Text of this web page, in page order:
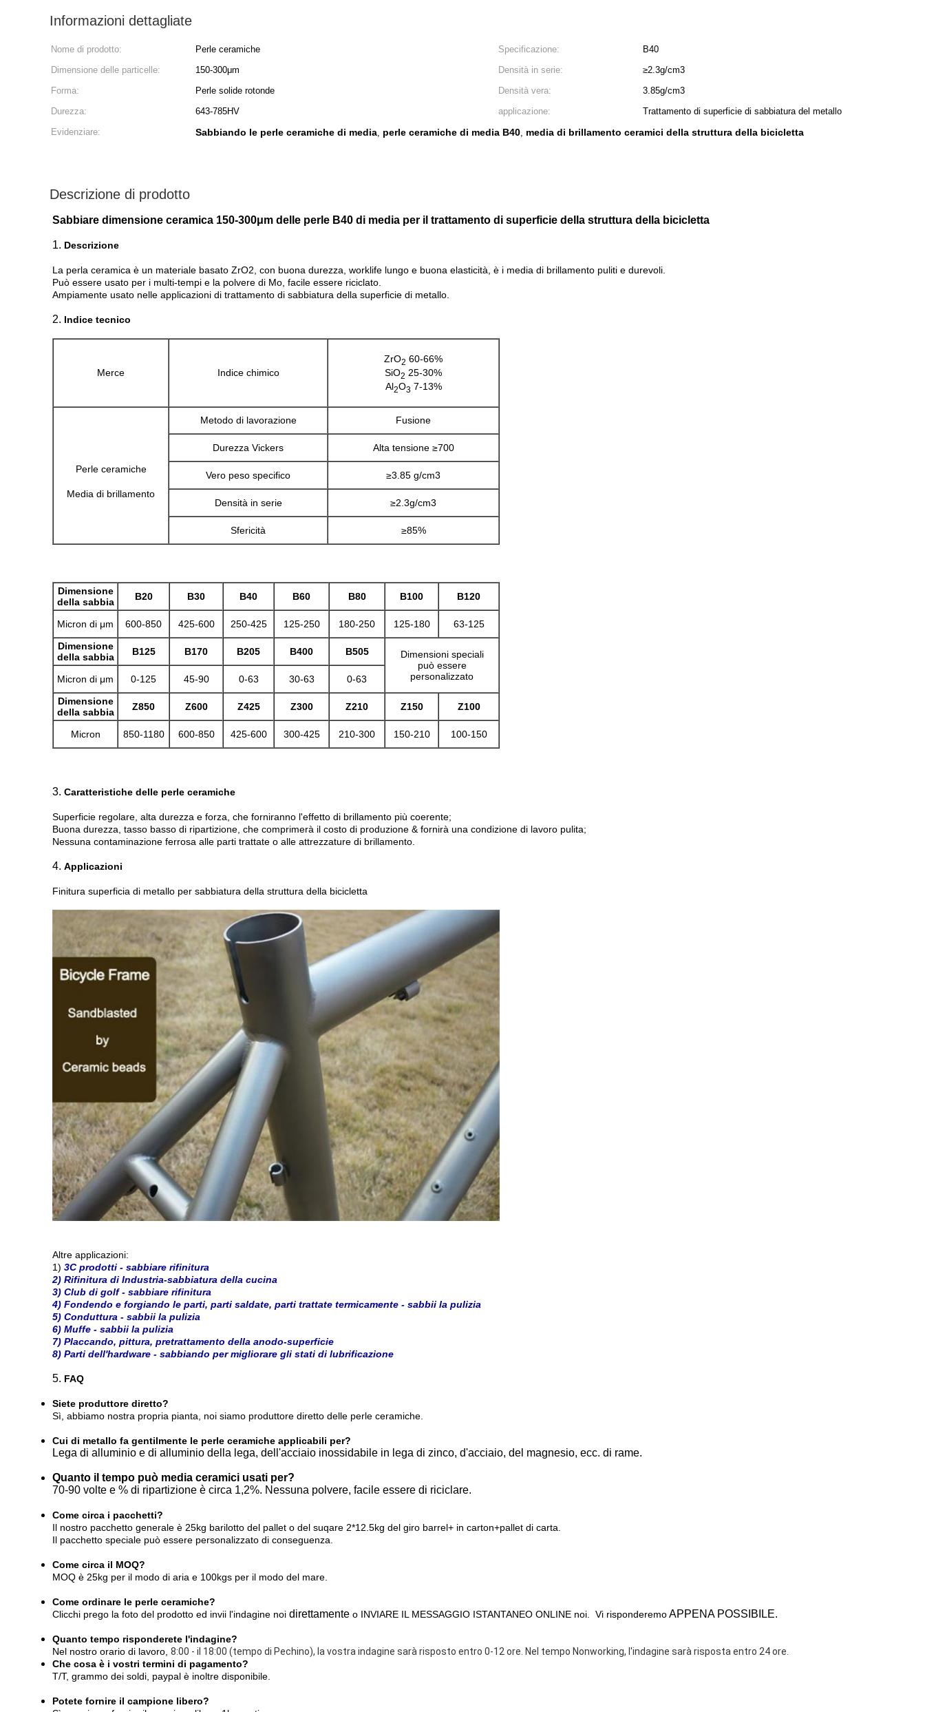
Informazioni dettagliate
Nome di prodotto: Perle ceramiche Specificazione:
B40
Dimensione delle particelle:
150-300μm Densità in serie:
≥2.3g/cm3
Forma:
Perle solide rotonde Densità vera:
3.85g/cm3
Durezza:
643-785HV applicazione:
Trattamento di superficie di sabbiatura del metallo
Evidenziare:
Sabbiando le perle ceramiche di media, perle ceramiche di media B40, media di brillamento ceramici della struttura della bicicletta
Descrizione di prodotto
Sabbiare dimensione ceramica 150-300μm delle perle B40 di media per il trattamento di superficie della struttura della bicicletta
1. Descrizione
La perla ceramica è un materiale basato ZrO2, con buona durezza, worklife lungo e buona elasticità, è i media di brillamento puliti e durevoli.
Può essere usato per i multi-tempi e la polvere di Mo, facile essere riciclato.
Ampiamente usato nelle applicazioni di trattamento di sabbiatura della superficie di metallo.
2. Indice tecnico
Merce Indice chimico
ZrO2 60-66%
SiO2 25-30%
Al2O3 7-13%
Perle ceramiche
Media di brillamento
Metodo di lavorazione Fusione
Durezza Vickers Alta tensione ≥700
Vero peso specifico ≥3.85 g/cm3
Densità in serie ≥2.3g/cm3
Sfericità ≥85%
Dimensione
della sabbia
B20 B30 B40 B60 B80 B100 B120
Micron di μm 600-850 425-600 250-425 125-250 180-250 125-180
63-125
Dimensione
della sabbia
B125 B170 B205 B400 B505
Dimensioni speciali
può essere
personalizzato
Micron di μm 0-125 45-90 0-63 30-63
0-63
Dimensione
della sabbia
Z850 Z600 Z425 Z300 Z210 Z150 Z100
Micron 850-1180 600-850 425-600 300-425 210-300 150-210 100-150
3. Caratteristiche delle perle ceramiche
Superficie regolare, alta durezza e forza, che forniranno l'effetto di brillamento più coerente;
Buona durezza, tasso basso di ripartizione, che comprimerà il costo di produzione & fornirà una condizione di lavoro pulita;
Nessuna contaminazione ferrosa alle parti trattate o alle attrezzature di brillamento.
4. Applicazioni
Finitura superficia di metallo per sabbiatura della struttura della bicicletta
Altre applicazioni:
1) 3C prodotti - sabbiare rifinitura
2) Rifinitura di Industria-sabbiatura della cucina
3) Club di golf - sabbiare rifinitura
4) Fondendo e forgiando le parti, parti saldate, parti trattate termicamente - sabbii la pulizia
5) Conduttura - sabbii la pulizia
6) Muffe - sabbii la pulizia
7) Placcando, pittura, pretrattamento della anodo-superficie
8) Parti dell'hardware - sabbiando per migliorare gli stati di lubrificazione
5. FAQ
Siete produttore diretto?
Sì, abbiamo nostra propria pianta, noi siamo produttore diretto delle perle ceramiche.
Cui di metallo fa gentilmente le perle ceramiche applicabili per?
Lega di alluminio e di alluminio della lega, dell'acciaio inossidabile in lega di zinco, d'acciaio, del magnesio, ecc. di rame.
Quanto il tempo può media ceramici usati per?
70-90 volte e % di ripartizione è circa 1,2%. Nessuna polvere, facile essere di riciclare.
Come circa i pacchetti?
Il nostro pacchetto generale è 25kg barilotto del pallet o del suqare 2*12.5kg del giro barrel+ in carton+pallet di carta.
Il pacchetto speciale può essere personalizzato di conseguenza.
Come circa il MOQ?
MOQ è 25kg per il modo di aria e 100kgs per il modo del mare.
Come ordinare le perle ceramiche?
Clicchi prego la foto del prodotto ed invii l'indagine noi direttamente o INVIARE IL MESSAGGIO ISTANTANEO ONLINE noi. Vi risponderemoAPPENA POSSIBILE.
Quanto tempo risponderete l'indagine?
Nel nostro orario di lavoro, 8:00 - il 18:00 (tempo di Pechino), la vostra indagine sarà risposto entro 0-12 ore. Nel tempo Nonworking, l'indagine sarà risposta entro 24 ore.
Che cosa è i vostri termini di pagamento?
T/T, grammo dei soldi, paypal è inoltre disponibile.
Potete fornire il campione libero?